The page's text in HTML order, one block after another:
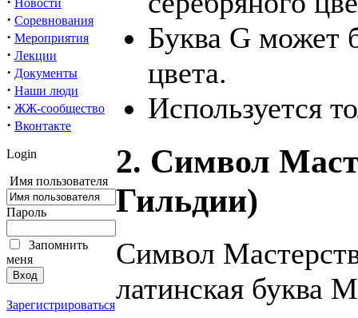
Новости
· Соревнования
· Мероприятия
· Лекции
· Документы
· Наши люди
· ЖЖ-сообщество
· Вконтакте
Login
Имя пользователя
Пароль
Запомнить
меня
Зарегистрироваться
Буква G может
цвета.
Используется
2. Символ
Гильдии)
Символ
латинская буква